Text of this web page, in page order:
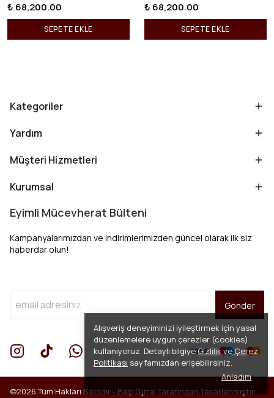
Alışveriş deneyiminizi iyileştirmek için yasal
düzenlemelere uygun çerezler (cookies)
kullanıyoruz. Detaylı bilgiyeGizlilik ve Çerez
Politikası sayfamızdan erişebilirsiniz.
Anladım
₺ 68,200.00
SEPETE EKLE
₺ 68,200.00
SEPETE EKLE
Kategoriler
Yardım
Müşteri Hizmetleri
Kurumsal
Eyimli Mücevherat Bülteni
Kampanyalarımızdan ve indirimlerimizden güncel olarak ilk siz
haberdar olun!
Gönder
©2026 Tüm Hakları Saklıdır - Balp Dijital Tarafından Tasarlanmıştır